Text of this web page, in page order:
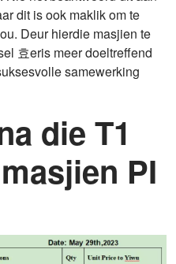
dit is ook maklik om te
Deur hierdie masjien te
효eris meer doeltreffend
samewerking
die T1
PI